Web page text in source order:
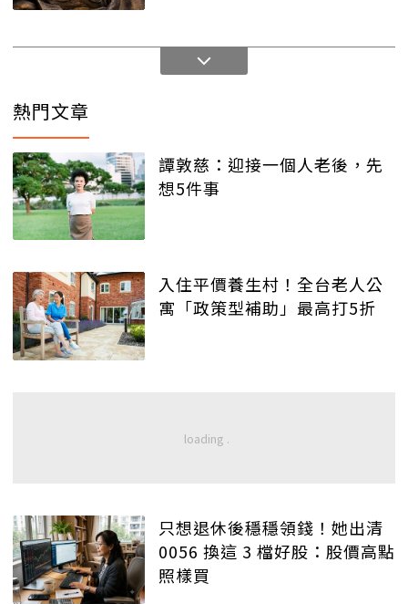
熱門文章
譚敦慈：迎接一個人老後，先
想5件事
入住平價養生村！全台老人公
寓「政策型補助」最高打5折
只想退休後穩穩領錢！她出清
0056 換這 3 檔好股：股價高點
照樣買